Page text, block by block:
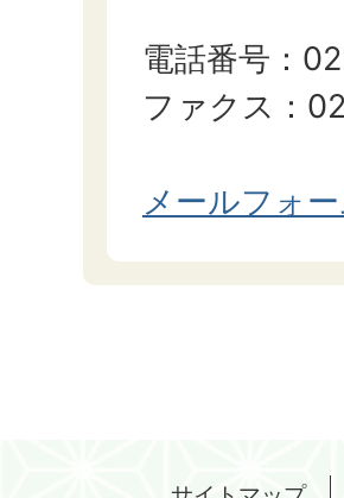
電話番号：
ファクス：
メールフォ